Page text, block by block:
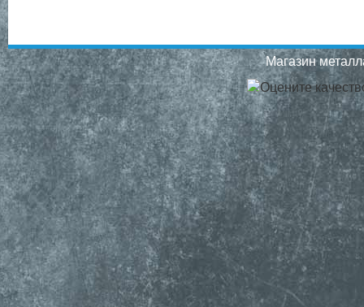
Магазин